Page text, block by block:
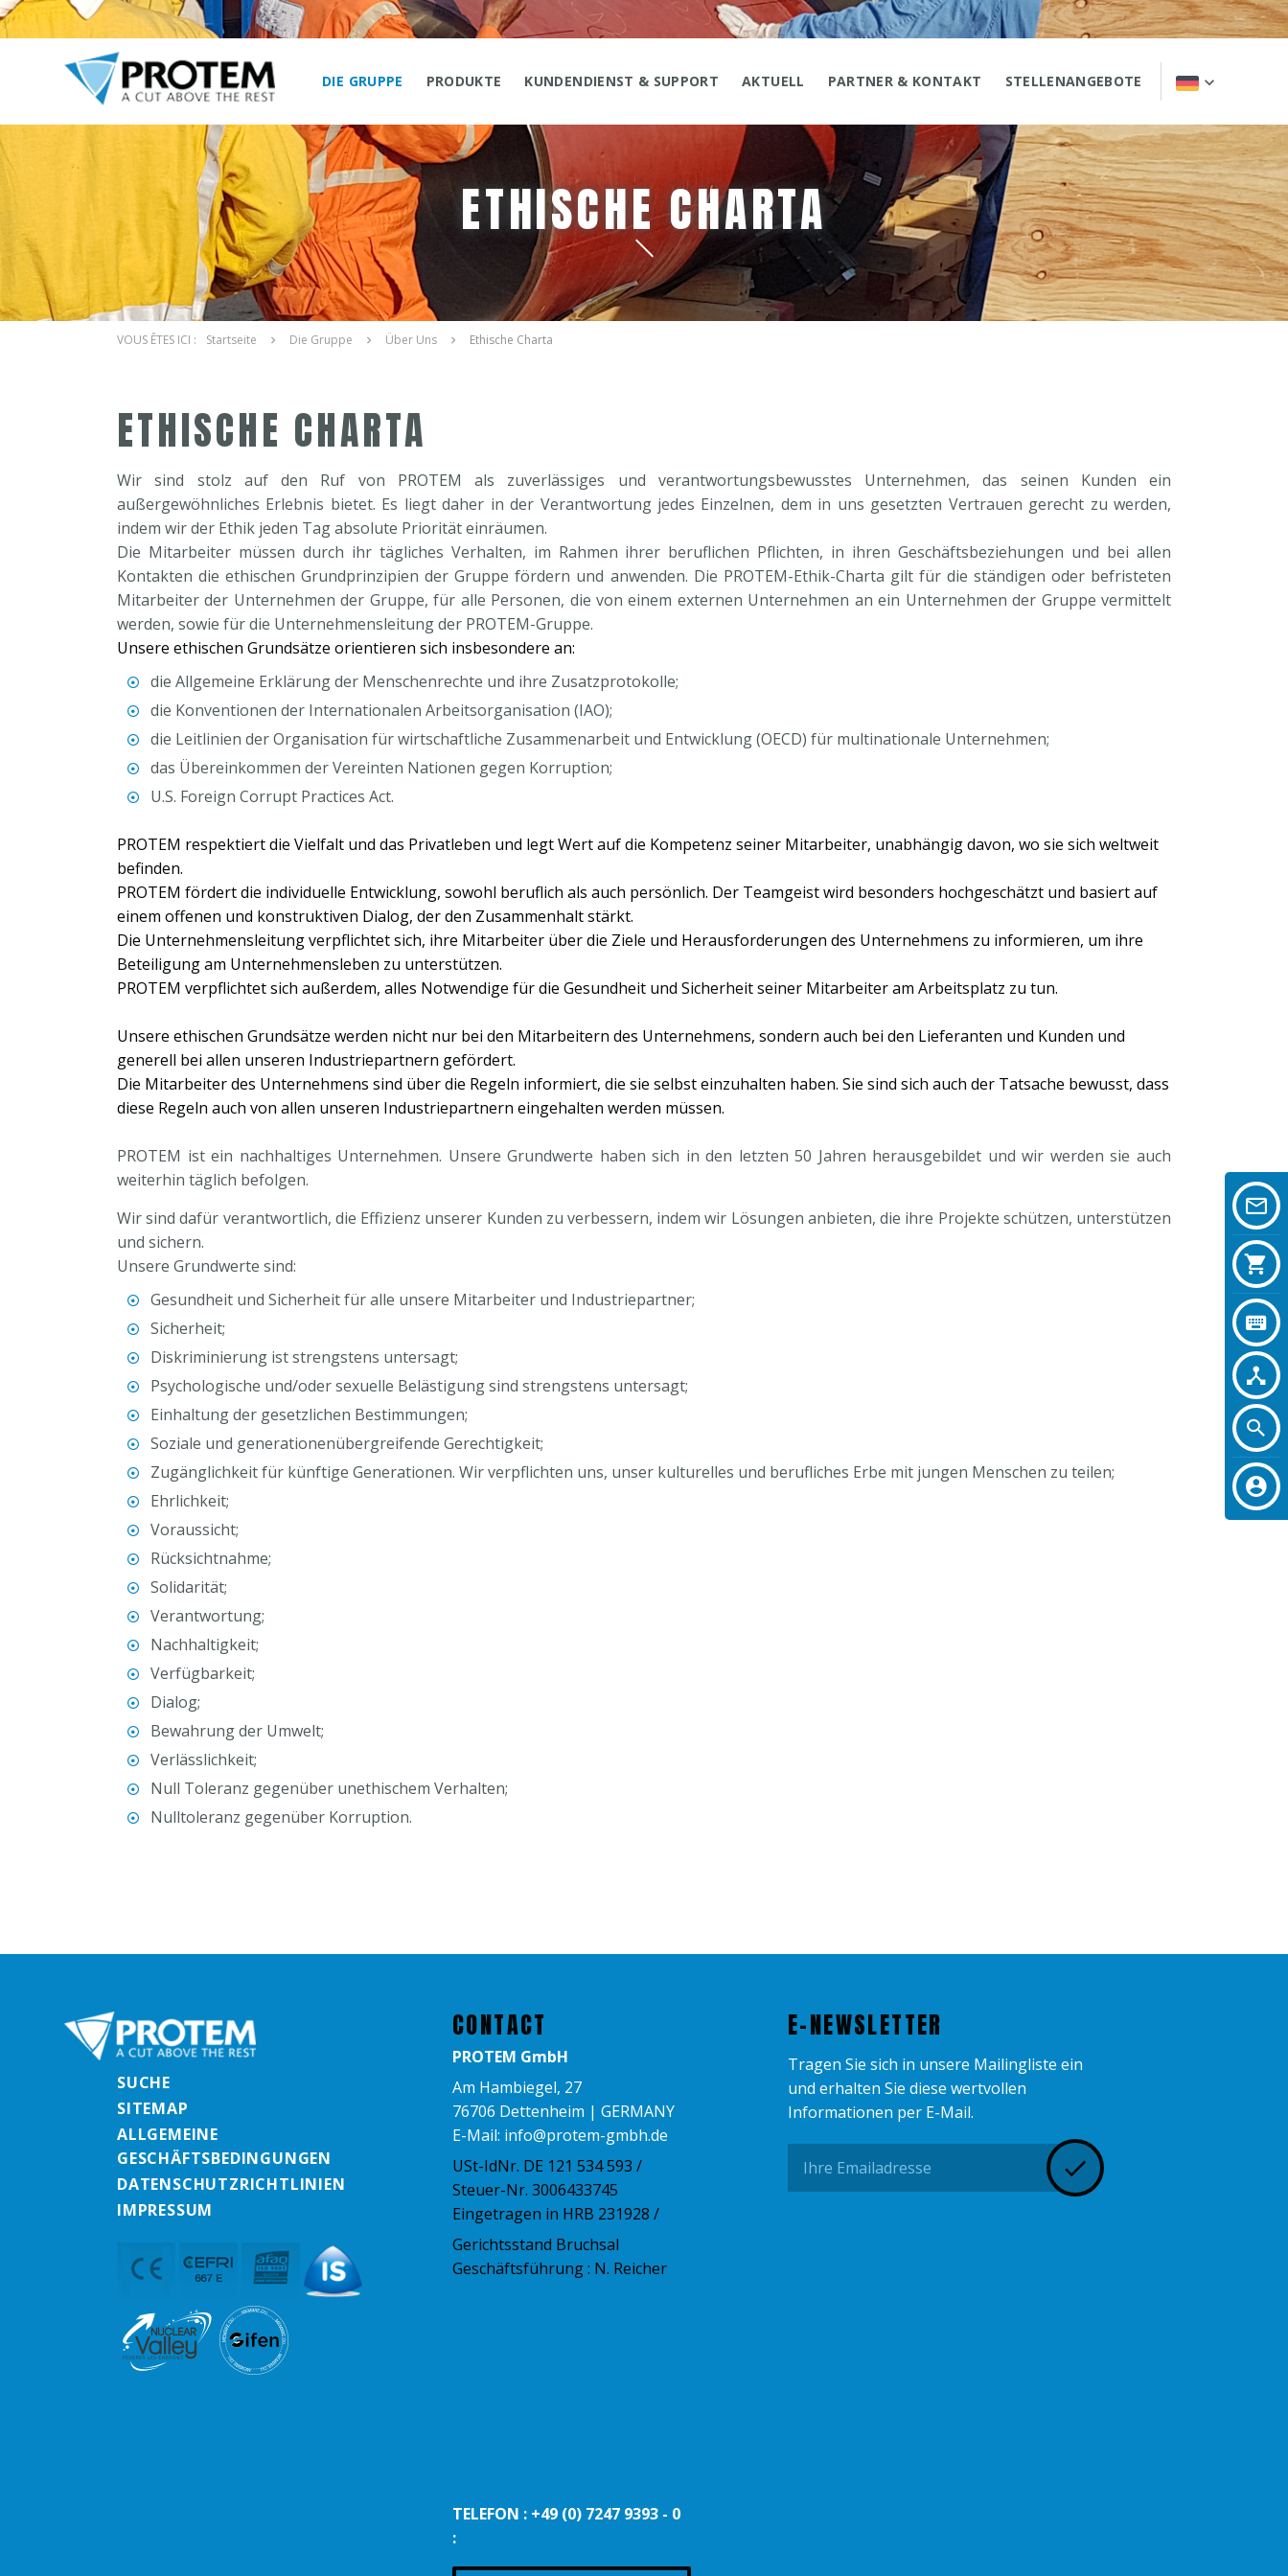
DIE GRUPPE PRODUKTE KUNDENDIENST & SUPPORT AKTUELL PARTNER & KONTAKT STELLENANGEBOTE
ETHISCHE CHARTA
Startseite Die Gruppe Über Uns Ethische Charta
ETHISCHE CHARTA
Wir sind stolz auf den Ruf von PROTEM als zuverlässiges und verantwortungsbewusstes Unternehmen, das seinen Kunden ein
außergewöhnliches Erlebnis bietet. Es liegt daher in der Verantwortung jedes Einzelnen, dem in uns gesetzten Vertrauen gerecht zu werden,
indem wir der Ethik jeden Tag absolute Priorität einräumen.
Die Mitarbeiter müssen durch ihr tägliches Verhalten, im Rahmen ihrer beruflichen Pflichten, in ihren Geschäftsbeziehungen und bei allen
Kontakten die ethischen Grundprinzipien der Gruppe fördern und anwenden. Die PROTEM-Ethik-Charta gilt für die ständigen oder befristeten
Mitarbeiter der Unternehmen der Gruppe, für alle Personen, die von einem externen Unternehmen an ein Unternehmen der Gruppe vermittelt
werden, sowie für die Unternehmensleitung der PROTEM-Gruppe.
Unsere ethischen Grundsätze orientieren sich insbesondere an:
die Allgemeine Erklärung der Menschenrechte und ihre Zusatzprotokolle;
die Konventionen der Internationalen Arbeitsorganisation (IAO);
die Leitlinien der Organisation für wirtschaftliche Zusammenarbeit und Entwicklung (OECD) für multinationale Unternehmen;
das Übereinkommen der Vereinten Nationen gegen Korruption;
U.S. Foreign Corrupt Practices Act.
PROTEM respektiert die Vielfalt und das Privatleben und legt Wert auf die Kompetenz seiner Mitarbeiter, unabhängig davon, wo sie sich weltweit
befinden.
PROTEM fördert die individuelle Entwicklung, sowohl beruflich als auch persönlich. Der Teamgeist wird besonders hochgeschätzt und basiert auf
einem offenen und konstruktiven Dialog, der den Zusammenhalt stärkt.
Die Unternehmensleitung verpflichtet sich, ihre Mitarbeiter über die Ziele und Herausforderungen des Unternehmens zu informieren, um ihre
Beteiligung am Unternehmensleben zu unterstützen.
PROTEM verpflichtet sich außerdem, alles Notwendige für die Gesundheit und Sicherheit seiner Mitarbeiter am Arbeitsplatz zu tun.
Unsere ethischen Grundsätze werden nicht nur bei den Mitarbeitern des Unternehmens, sondern auch bei den Lieferanten und Kunden und
generell bei allen unseren Industriepartnern gefördert.
Die Mitarbeiter des Unternehmens sind über die Regeln informiert, die sie selbst einzuhalten haben. Sie sind sich auch der Tatsache bewusst, dass
diese Regeln auch von allen unseren Industriepartnern eingehalten werden müssen.
PROTEM ist ein nachhaltiges Unternehmen. Unsere Grundwerte haben sich in den letzten 50 Jahren herausgebildet und wir werden sie auch
weiterhin täglich befolgen.
Wir sind dafür verantwortlich, die Effizienz unserer Kunden zu verbessern, indem wir Lösungen anbieten, die ihre Projekte schützen, unterstützen
und sichern.
Unsere Grundwerte sind:
Gesundheit und Sicherheit für alle unsere Mitarbeiter und Industriepartner;
Sicherheit;
Diskriminierung ist strengstens untersagt;
Psychologische und/oder sexuelle Belästigung sind strengstens untersagt;
Einhaltung der gesetzlichen Bestimmungen;
Soziale und generationenübergreifende Gerechtigkeit;
Zugänglichkeit für künftige Generationen. Wir verpflichten uns, unser kulturelles und berufliches Erbe mit jungen Menschen zu teilen;
Ehrlichkeit;
Voraussicht;
Rücksichtnahme;
Solidarität;
Verantwortung;
Nachhaltigkeit;
Verfügbarkeit;
Dialog;
Bewahrung der Umwelt;
Verlässlichkeit;
Null Toleranz gegenüber unethischem Verhalten;
Nulltoleranz gegenüber Korruption.
SUCHE
SITEMAP
ALLGEMEINE
GESCHÄFTSBEDINGUNGEN
DATENSCHUTZRICHTLINIEN
IMPRESSUM
CONTACT
PROTEM GmbH
Am Hambiegel, 27
76706 Dettenheim | GERMANY
E-Mail: info@protem-gmbh.de
USt-IdNr. DE 121 534 593 /
Steuer-Nr. 3006433745
Eingetragen in HRB 231928 /
Gerichtsstand Bruchsal
Geschäftsführung : N. Reicher
TELEFON : +49 (0) 7247 9393 - 0
:
E-NEWSLETTER
Tragen Sie sich in unsere Mailingliste ein
und erhalten Sie diese wertvollen
Informationen per E-Mail.